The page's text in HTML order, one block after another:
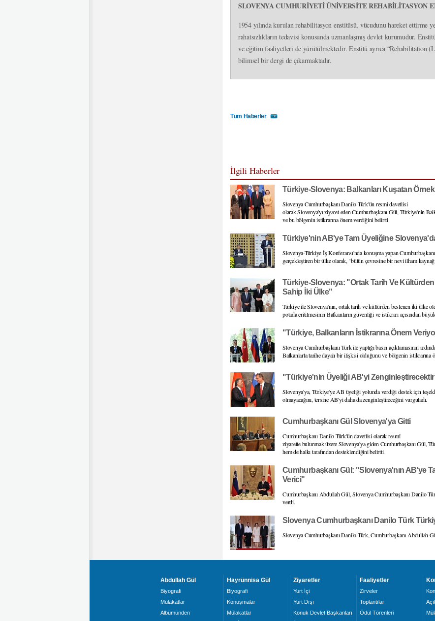
SLOVENYA CUMHURİYETİ ÜNİVERSİTE REHABİLİTASYON
1954 yılında kurulan rehabilitasyon enstitüsü, vücudunu hareket ettirme
rahatsızlıkların tedavisi konusunda uzmanlaşmış devlet kurumudur.
ve eğitim faaliyetleri de yürütülmektedir. Enstitü ayrıca “Rehabilitation
bilimsel bir dergi de çıkarmaktadır.
Tüm Haberler
İlgili Haberler
Türkiye-Slovenya: Balkanları Kuşatan
Slovenya Cumhurbaşkanı Danilo Türk'ün resmî davetlisi
olarak Slovenya'yı ziyaret eden Cumhurbaşkanı Gül, Türkiye'nin
ve bu bölgenin istikrarına önem verdiğini belirtti.
Türkiye'nin AB'ye Tam Üyeliğine
Slovenya-Türkiye İş Konferansı'nda konuşma yapan
gerçekleştiren bir ülke olarak, "bütün çevresine bir nevi ilham
Türkiye-Slovenya: "Ortak Tarih Ve
Sahip İki Ülke"
Türkiye ile Slovenya'nın, ortak tarih ve kültürden beslenen iki ülke
potada eritilmesinin Balkanların güvenliği ve istikrarı açısından büyük
"Türkiye, Balkanların İstikrarına Önem
Slovenya Cumhurbaşkanı Türk ile yaptığı basın açıklamasının
Balkanlarla tarihe dayalı bir ilişkisi olduğunu ve bölgenin istikrarına
"Türkiye'nin Üyeliği AB'yi
Slovenya'ya, Türkiye'ye AB üyeliği yolunda verdiği destek için
olmayacağını, tersine AB'yi daha da zenginleştireceğini vurguladı.
Cumhurbaşkanı Gül Slovenya'ya Gitti
Cumhurbaşkanı Danilo Türk'ün davetlisi olarak resmî
ziyarette bulunmak üzere Slovenya'ya giden Cumhurbaşkanı Gül,
hem de halkı tarafından desteklendiğini belirtti.
Cumhurbaşkanı Gül: "Slovenya'nın AB'ye
Verici"
Cumhurbaşkanı Abdullah Gül, Slovenya Cumhurbaşkanı Danilo
verdi.
Slovenya Cumhurbaşkanı Danilo Türk
Slovenya Cumhurbaşkanı Danilo Türk, Cumhurbaşkanı Abdullah
Abdullah Gül
Biyografi
Mülakatlar
Albümünden
Hayrünnisa Gül
Biyografi
Konuşmalar
Mülakatlar
Ziyaretler
Yurt İçi
Yurt Dışı
Konuk Devlet Başkanları
Faaliyetler
Zirveler
Toplantılar
Ödül Törenleri